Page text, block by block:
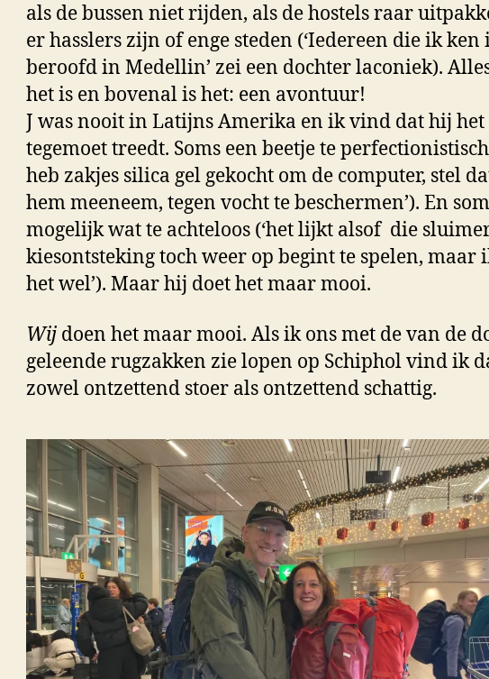
als de bussen niet rijden, als de hostels raar
er hasslers zijn of enge steden (‘Iedereen die ik ken
beroofd in Medellin’ zei een dochter laconiek).
het is en bovenal is het: een avontuur!
J was nooit in Latijns Amerika en ik vind dat hij het
tegemoet treedt. Soms een beetje te
heb zakjes silica gel gekocht om de computer, stel
hem meeneem, tegen vocht te beschermen’). En
mogelijk wat te achteloos (‘het lijkt alsof die
kiesontsteking toch weer op begint te spelen, maar
het wel’). Maar hij doet het maar mooi.
Wij doen het maar mooi. Als ik ons met de van de
geleende rugzakken zie lopen op Schiphol vind ik
zowel ontzettend stoer als ontzettend schattig.